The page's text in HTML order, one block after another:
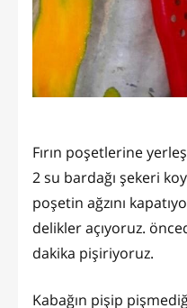
Fırın poşetlerine
2 su bardağı şekeri
poşetin ağzını
delikler açıyoruz.
dakika pişiriyoruz.
Kabağın pişip